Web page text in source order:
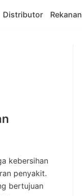
Distributor Rekanan
kebersihan
penyakit.
bertujuan